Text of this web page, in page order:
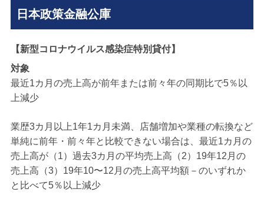
日本政策金融公庫
【新型コロナウイルス感染症特別貸付】
対象
最近1カ月の売上高が前年または前々年の同期比で5％以
上減少
業歴3カ月以上1年1カ月未満、店舗増加や業種の転換など
単純に前年・前々年と比較できない場合は、最近1カ月の
売上高が（1）過去3カ月の平均売上高（2）19年12月の
売上高（3）19年10〜12月の売上高平均額－のいずれか
と比べて5％以上減少